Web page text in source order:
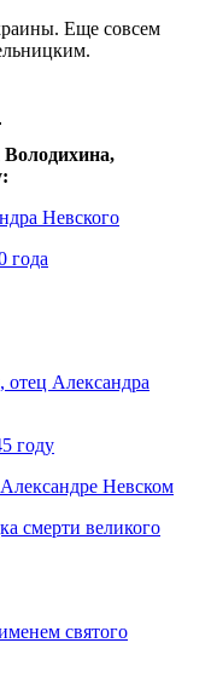
Еще совсем
Невского
года
отец Александра
году
Невском
смерти великого
святого